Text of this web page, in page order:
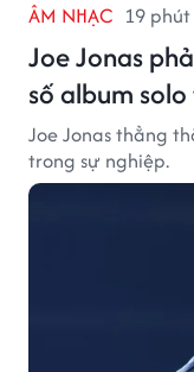
ÂM NHẠC 19
Joe Jonas
số album
Joe Jonas thẳng
trong sự nghiệp.